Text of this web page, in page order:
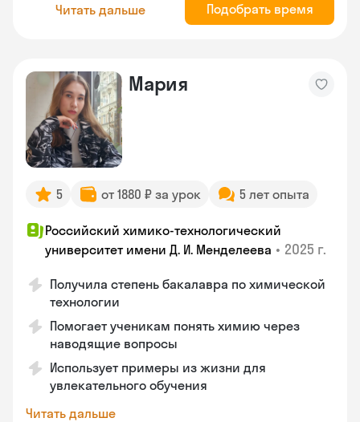
Читать дальше Подобрать время
Мария
5 от 1880 ₽ за урок 5 лет опыта
Российский химико-технологический
университет имени Д. И. Менделеева • 2025 г.
Получила степень бакалавра по химической
технологии
Помогает ученикам понять химию через
наводящие вопросы
Использует примеры из жизни для
увлекательного обучения
Читать дальше